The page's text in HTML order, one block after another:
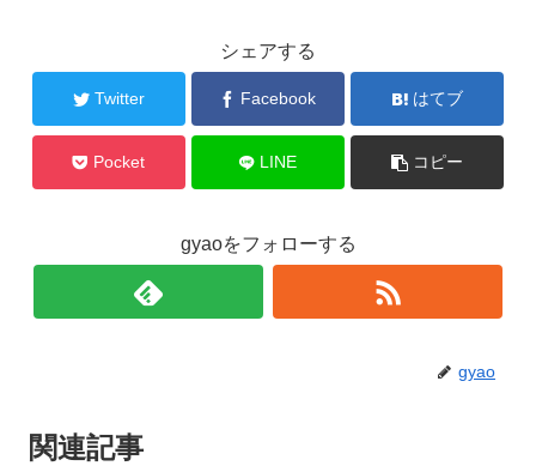
シェアする
Twitter Facebook はてブ
Pocket LINE コピー
gyaoをフォローする
gyao
関連記事